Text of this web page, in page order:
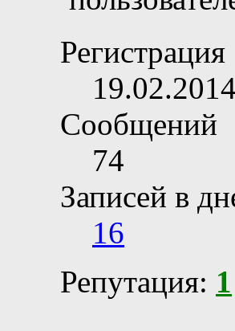
Регистрация
19.02.2014
Сообщений
74
Записей в
16
Репутация: 1